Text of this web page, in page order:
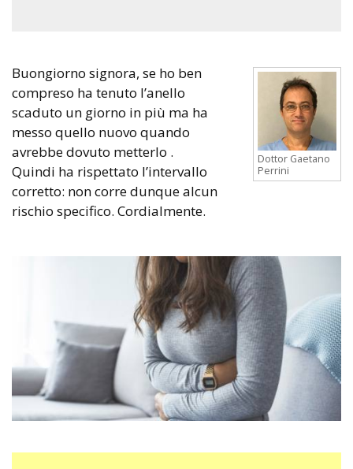
Dottor Gaetano
Perrini
Buongiorno signora, se ho ben
compreso ha tenuto l’anello
scaduto un giorno in più ma ha
messo quello nuovo quando
avrebbe dovuto metterlo .
Quindi ha rispettato l’intervallo
corretto: non corre dunque alcun
rischio specifico. Cordialmente.